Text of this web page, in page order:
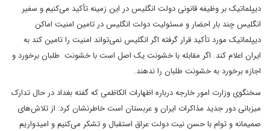
دیپلماتیک بر وظیفه قانونی دولت انگلیس در این زمینه تأکید می‌کنیم و سفیر
انگلیس چند بار احضار و مسئولیت دولت انگلیس در تامین امنیت اماکن
دیپلماتیک مورد تأکید قرار گرفته اگر انگلیس نمی‌تواند امنیت را تامین کند به
ایران اعلام کند. اگر مقابله با خشونت یک اصل است با خشونت طلبان برخورد و
اجازه برخورد به خشونت طلبان را ندهند.
سخنگوی وزارت امور خارجه درباره اظهارات الکاظمی که گفته بغداد در حال تدارک
میزبانی دور جدید مذاکرات ایران و عربستان است خاطرنشان کرد: از تلاش‌های
صمیمانه و توام با حسن نیت دولت عراق استقبال و تشکر می‌کنیم و امیدواریم